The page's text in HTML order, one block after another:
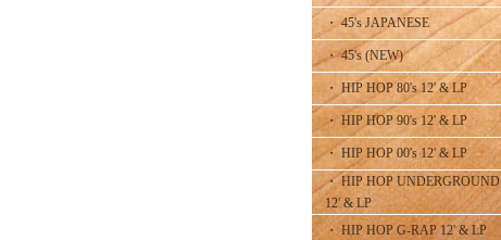
・ 45's JAPANESE
・ 45's (NEW)
・ HIP HOP 80's 12' & LP
・ HIP HOP 90's 12' & LP
・ HIP HOP 00's 12' & LP
・ HIP HOP UNDERGROUND
12' & LP
・ HIP HOP G-RAP 12' & LP